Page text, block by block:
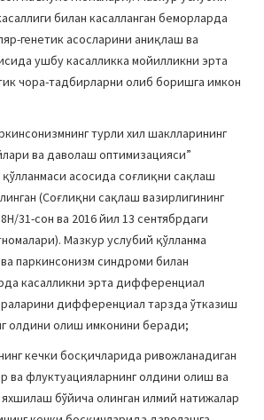
билан касалланган беморларда
генетик асосларини аниқлаш ва
ушбу касалликка мойилликни эрта
чора-тадбирларни олиб боришга имкон
турли хил шаклларининг
ва даволаш оптимизацияси”
асосида соғлиқни сақлаш
(Соғлиқни сақлаш вазирлигининг
31-сон ва 2016 йил 13 сентябрдаги
Мазкур услубий қўлланма
паркинсонизм синдроми билан
касалликни эрта дифференциал
дифференциал тарзда ўтказиш
олдини олиш имконини беради;
кечки босқичларида ривожланадиган
ва флуктуацияларнинг олдини олиш ва
бўйича олинган илмий натижалар